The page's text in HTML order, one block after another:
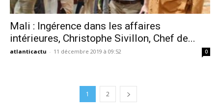
Mali : Ingérence dans les affaires
intérieures, Christophe Sivillon, Chef de...
atlanticactu - 11 décembre 2019 à 09:52 0
1 2